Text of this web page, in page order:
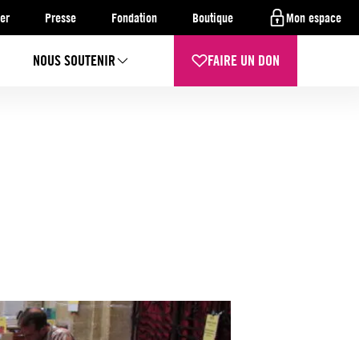
Presse Fondation Boutique Mon espace
NOUS SOUTENIR FAIRE UN DON